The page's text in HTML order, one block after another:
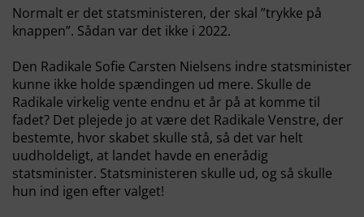
Normalt er det statsministeren, der skal ”trykke på
knappen”. Sådan var det ikke i 2022.
Den Radikale Sofie Carsten Nielsens indre statsminister
kunne ikke holde spændingen ud mere. Skulle de
Radikale virkelig vente endnu et år på at komme til
fadet? Det plejede jo at være det Radikale Venstre, der
bestemte, hvor skabet skulle stå, så det var helt
uudholdeligt, at landet havde en enerådig
statsminister. Statsministeren skulle ud, og så skulle
hun ind igen efter valget!